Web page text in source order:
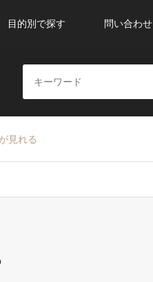
目的別で探す 問い合わせ
見れる